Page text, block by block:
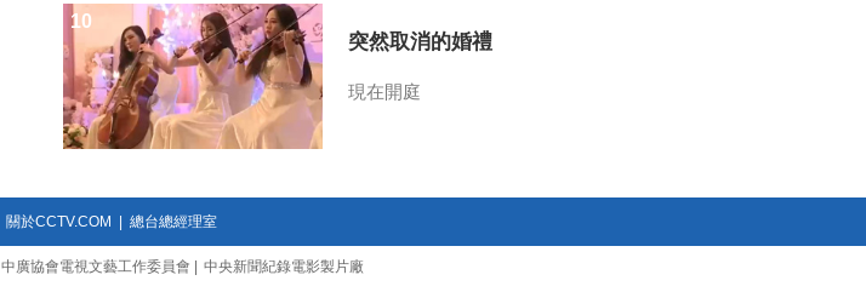
突然取消的婚禮
現在開庭
10
關於CCTV.COM 總台總經理室
中廣協會電視文藝工作委員會 中央新聞紀錄電影製片廠